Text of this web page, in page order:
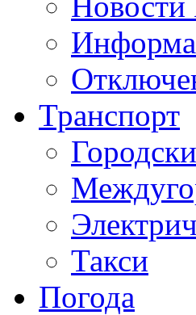
Транспорт
Такси
Погода